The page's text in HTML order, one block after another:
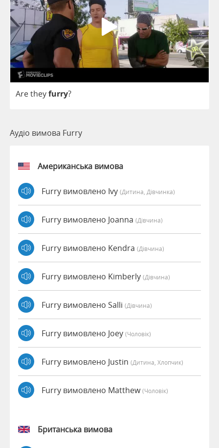
Aretheyfurry?
Аудіо вимова Furry
Американська вимова
Furry вимовлено Ivy (дитина, Дівчинка)
Furry вимовлено Joanna (дівчина)
Furry вимовлено Kendra (дівчина)
Furry вимовлено Kimberly (дівчина)
Furry вимовлено Salli (дівчина)
Furry вимовлено Joey (чоловік)
Furry вимовлено Justin (дитина, Хлопчик)
Furry вимовлено Matthew(чоловік)
Британська вимова